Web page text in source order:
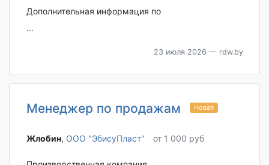
Дополнительная информация по
...
23 июля 2026 — rdw.by
Менеджер по продажам Новая
Жлобин‎, ООО "ЭбисуПласт" от 1 000 руб